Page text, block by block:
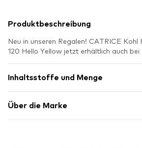
Produktbeschreibung
Neu in unseren Regalen! CATRICE
120 Hello Yellow jetzt erhältlich auch
Inhaltsstoffe und Menge
Über die Marke